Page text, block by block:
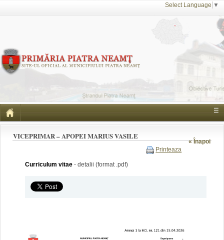
Select Language ▼
☰
« Înapoi
VICEPRIMAR – APOPEI MARIUS VASILE
Printeaza
Curriculum vitae - detalii (format .pdf)